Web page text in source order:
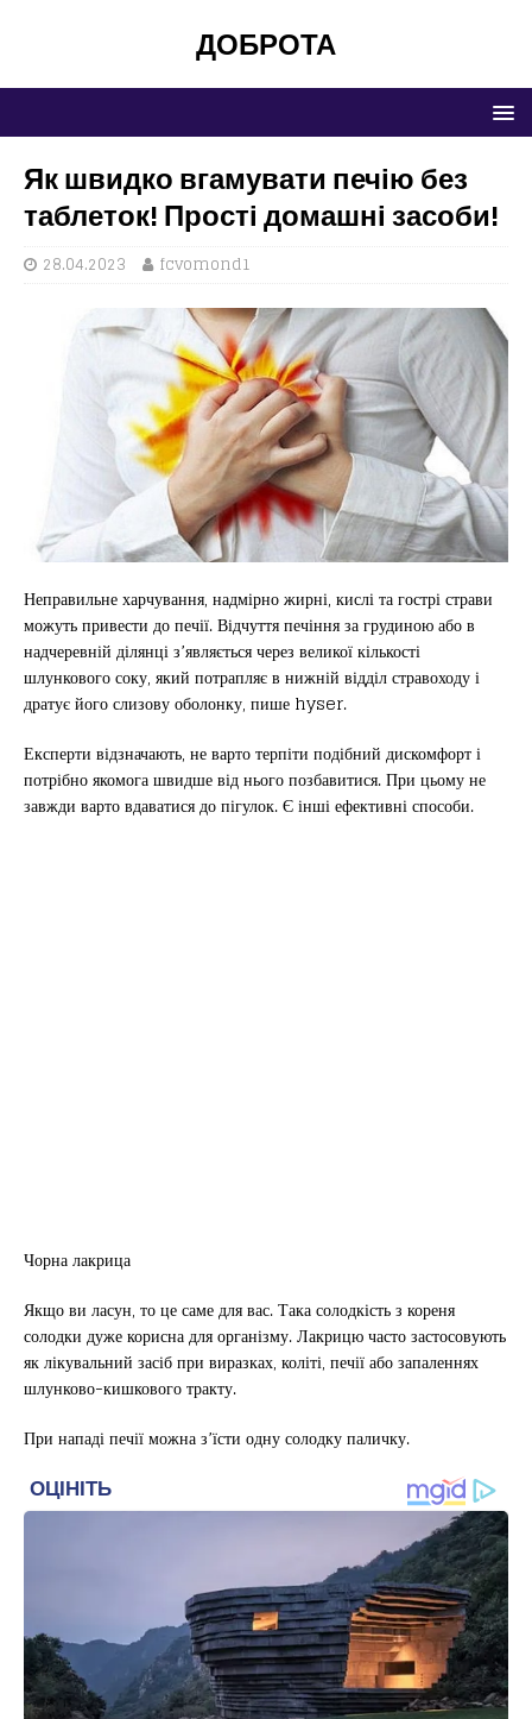
ДОБРОТА
Як швидко вгамувати печію без
таблеток! Прості домашні засоби!
28.04.2023 fcvomond1
Неправильне харчування, надмірно жирні, кислі та гострі страви
можуть привести до печії. Відчуття печіння за грудиною або в
надчеревній ділянці з’являється через великої кількості
шлункового соку, який потрапляє в нижній відділ стравоходу і
дратує його слизову оболонку, пише hyser.
Експерти відзначають, не варто терпіти подібний дискомфорт і
потрібно якомога швидше від нього позбавитися. При цьому не
завжди варто вдаватися до пігулок. Є інші ефективні способи.
Чорна лакрица
Якщо ви ласун, то це саме для вас. Така солодкість з кореня
солодки дуже корисна для організму. Лакрицю часто застосовують
як лікувальний засіб при виразках, коліті, печії або запаленнях
шлунково-кишкового тракту.
При нападі печії можна з’їсти одну солодку паличку.